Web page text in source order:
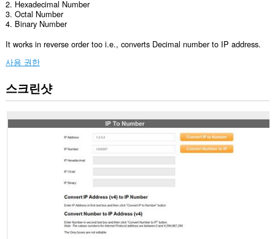
2. Hexadecimal Number
3. Octal Number
4. Binary Number
It works in reverse order too i.e., converts Decimal number to IP address.
사용 권한
이
확
기
능
스크린샷